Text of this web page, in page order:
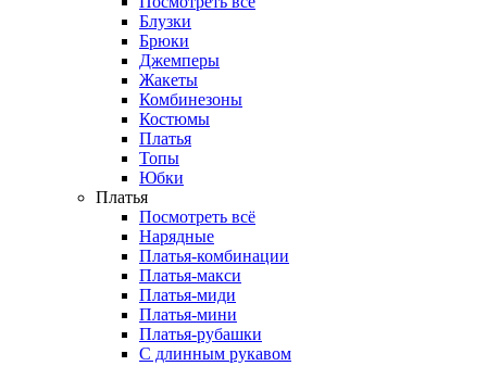
Блузки
Брюки
Джемперы
Жакеты
Комбинезоны
Костюмы
Платья
Топы
Юбки
Платья
Посмотреть всё
Нарядные
Платья-комбинации
Платья-макси
Платья-миди
Платья-мини
Платья-рубашки
С длинным рукавом